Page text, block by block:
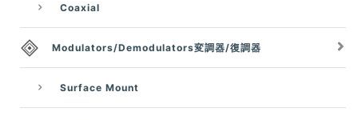
Coaxial
Modulators/Demodulators変調器/復調器
Surface Mount